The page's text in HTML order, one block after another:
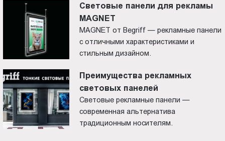
Cветовые панели для рекламы
MAGNET
MAGNET от Begriff — рекламные панели
с отличными характеристиками и
стильным дизайном.
Преимущества рекламных
световых панелей
Световые рекламные панели —
современная альтернатива
традиционным носителям.